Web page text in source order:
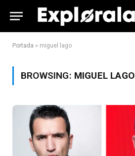
Portada » miguel lago
BROWSING: MIGUEL LAGO